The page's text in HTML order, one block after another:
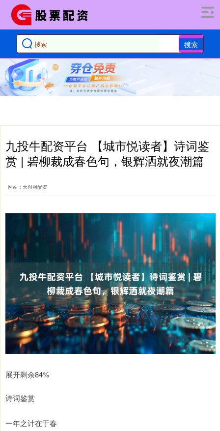
搜索
九投牛配资平台 【城市悦读者】诗词鉴
赏 | 碧柳裁成春色句，银辉洒就夜潮篇
网站：天创网配资
展开剩余84%
诗词鉴赏
一年之计在于春